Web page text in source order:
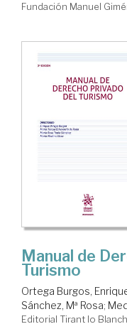
Fundación Manuel
Manual de
Turismo
Ortega Burgos,
Sánchez, Mª Rosa;
Editorial Tirant lo